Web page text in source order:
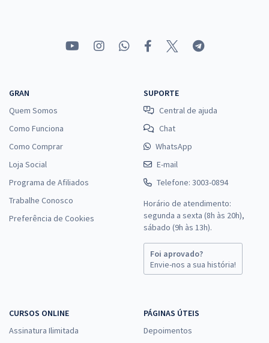
GRAN
Quem Somos
Como Funciona
Como Comprar
Loja Social
Programa de Afiliados
Trabalhe Conosco
Preferência de Cookies
SUPORTE
Central de ajuda
Chat
WhatsApp
E-mail
Telefone: 3003-0894
Horário de atendimento:
segunda a sexta (8h às 20h),
sábado (9h às 13h).
Foi aprovado?
Envie-nos a sua história!
CURSOS ONLINE
Assinatura Ilimitada
PÁGINAS ÚTEIS
Depoimentos